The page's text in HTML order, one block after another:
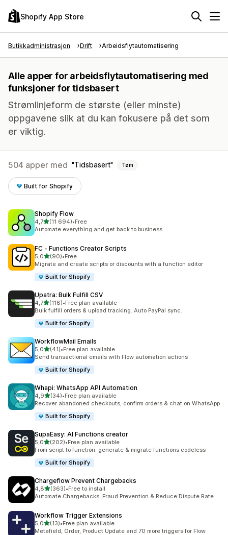
Shopify App Store
Butikkadministrasjon Drift Arbeidsflytautomatisering
Alle apper for arbeidsflytautomatisering med
funksjoner for tidsbasert
Strømlinjeform de største (eller minste)
oppgavene slik at du kan fokusere på det som
er viktig.
504 apper med Tidsbasert Tøm
Built for Shopify
Shopify Flow
4,7av 5 stjerner
(11 694)
Totalt 11694 omtaler
•Free
Automate everything and get back to business
FC ‑ Functions Creator Scripts
5,0av 5 stjerner
(90)
Totalt 90 omtaler
•Free
Migrate and create scripts or discounts with a function editor
Built for Shopify
Upatra: Bulk Fulfill CSV
4,7av 5 stjerner
(118)
Totalt 118 omtaler
•Free plan available
Bulk fulfill orders & upload tracking. Auto PayPal sync.
Built for Shopify
WorkflowMail Emails
5,0av 5 stjerner
(41)
Totalt 41 omtaler
•Free plan available
Send transactional emails with Flow automation actions
Built for Shopify
Whapi: WhatsApp API Automation
4,9av 5 stjerner
(34)
Totalt 34 omtaler
•Free plan available
Recover abandoned checkouts, confirm orders & chat on WhatsApp
Built for Shopify
SupaEasy: AI Functions creator
5,0av 5 stjerner
(202)
Totalt 202 omtaler
•Free plan available
From script to function: generate & migrate functions codeless
Built for Shopify
Chargeflow Prevent Chargebacks
4,8av 5 stjerner
(363)
Totalt 363 omtaler
•Free to install
Automate Chargebacks, Fraud Prevention & Reduce Dispute Rate
Workflow Trigger Extensions
5,0av 5 stjerner
(13)
Totalt 13 omtaler
•Free plan available
Metafield, Order, Product Update and 70 more triggers for Flow